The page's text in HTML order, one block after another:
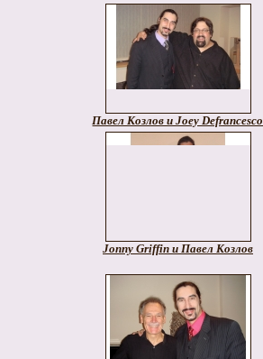
Павел Козлов и Joey Defrancesco
Jonny Griffin и Павел Козлов